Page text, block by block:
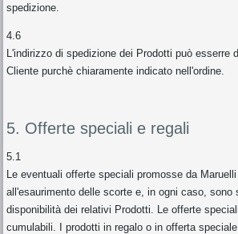
spedizione.
4.6
L'indirizzo di spedizione dei Prodotti può esserre
Cliente purchè chiaramente indicato nell'ordine.
5. Offerte speciali e regali
5.1
Le eventuali offerte speciali promosse da
all'esaurimento delle scorte e, in ogni caso, sono
disponibilità dei relativi Prodotti. Le offerte
cumulabili. I prodotti in regalo o in offerta